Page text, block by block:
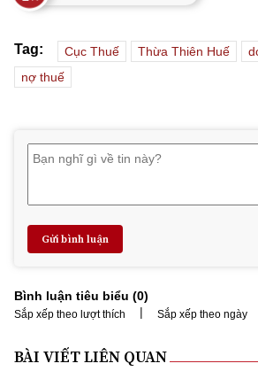
Tag: Cục Thuế Thừa Thiên Huế
nợ thuế
Gửi bình luận
Bình luận tiêu biểu (0)
Sắp xếp theo lượt thích | Sắp xếp theo ngày
BÀI VIẾT LIÊN QUAN